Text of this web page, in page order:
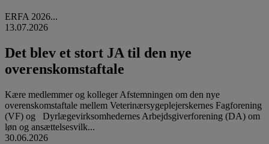
ERFA 2026...
13.07.2026
Det blev et stort JA til den nye
overenskomstaftale
Kære medlemmer og kolleger Afstemningen om den nye
overenskomstaftale mellem Veterinærsygeplejerskernes Fagforening
(VF) og Dyrlægevirksomhedernes Arbejdsgiverforening (DA) om
løn og ansættelsesvilk...
30.06.2026